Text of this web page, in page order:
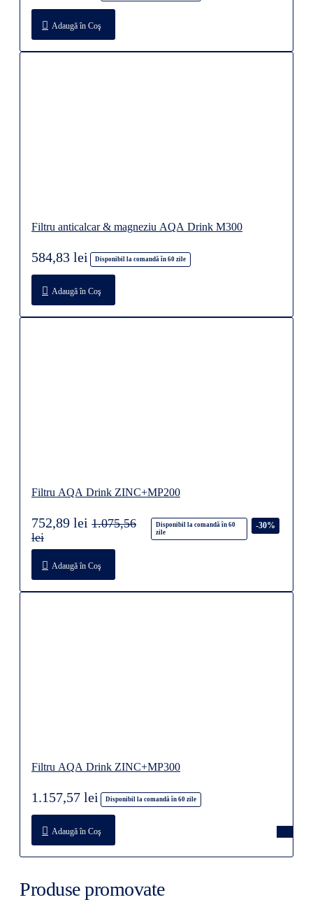
Adaugă în Coş
Filtru anticalcar & magneziu AQA Drink M300
Disponibil la comandă în 60 zile
584,83 lei
Adaugă în Coş
Filtru AQA Drink ZINC+MP200
Disponibil la comandă în 60
zile
-30%
752,89 lei 1.075,56
lei
Adaugă în Coş
Filtru AQA Drink ZINC+MP300
Disponibil la comandă în 60 zile
1.157,57 lei
Adaugă în Coş
Produse promovate